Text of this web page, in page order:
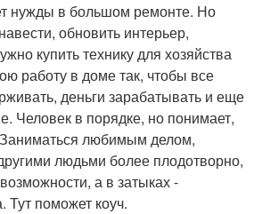
нужды в большом ремонте. Но
обновить интерьер,
купить технику для хозяйства
работу в доме так, чтобы все
деньги зарабатывать и еще
Человек в порядке, но понимает,
Заниматься любимым делом,
людьми более плодотворно,
а в затыках -
Тут поможет коуч.